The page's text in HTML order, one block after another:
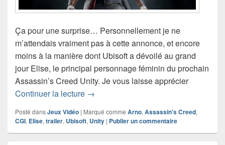
Ça pour une surprise… Personnellement je ne
m’attendais vraiment pas à cette annonce, et encore
moins à la manière dont Ubisoft a dévoilé au grand
jour Elise, le principal personnage féminin du prochain
Assassin’s Creed Unity. Je vous laisse apprécier
Continuer la lecture Assassin’s Creed Unity aura son
→
Posté dansJeux Vidéo | Marqué comme Arno, Assassin's Creed,
CGI, Elise, trailer, Ubisoft, Unity | Publier un commentaire